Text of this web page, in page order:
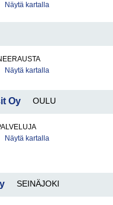
Näytä kartalla
Näytä kartalla
Oy OULU
Näytä kartalla
SEINÄJOKI